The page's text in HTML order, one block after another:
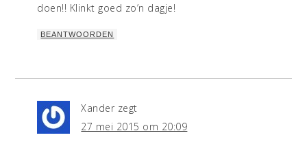
doen!! Klinkt goed zo’n dagje!
BEANTWOORDEN
Xander zegt
27 mei 2015 om 20:09